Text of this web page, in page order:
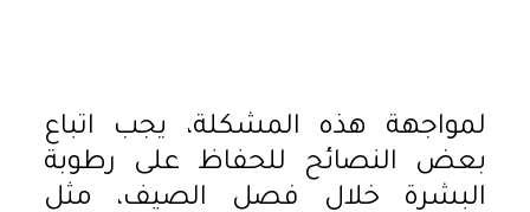
لمواجهة هذه المشكلة، يجب اتباع
بعض النصائح للحفاظ على رطوبة
البشرة خلال فصل الصيف، مثل